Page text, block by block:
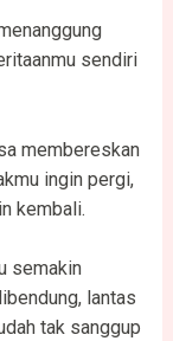
sendiri
membereskan
ingin pergi,
kembali.
lantas
tak sanggup